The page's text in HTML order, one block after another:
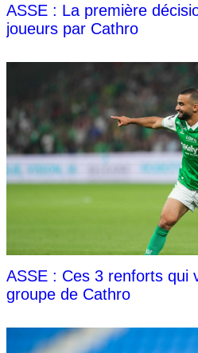
ASSE : La première
joueurs par Cathro
ASSE : Ces 3 renforts qui
groupe de Cathro